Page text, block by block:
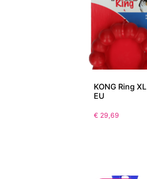
KONG Ring XL
EU
€ 29,69